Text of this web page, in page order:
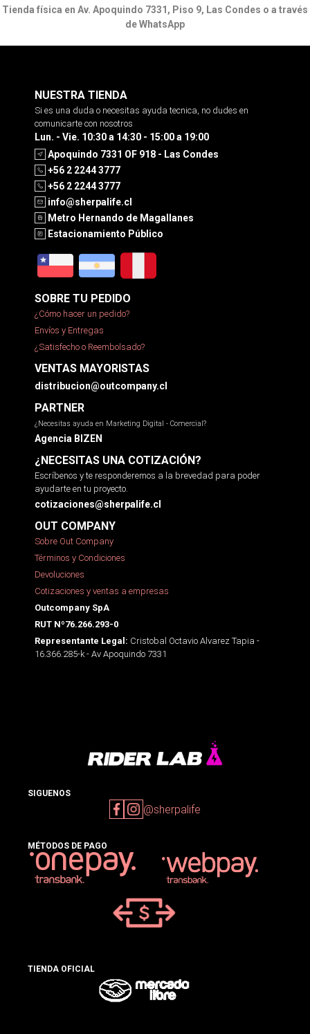
Tienda física en Av. Apoquindo 7331, Piso 9, Las Condes o a través
de WhatsApp
NUESTRA TIENDA
Si es una duda o necesitas ayuda tecnica, no dudes en
comunicarte con nosotros
Lun. - Vie. 10:30 a 14:30 - 15:00 a 19:00
Apoquindo 7331 OF 918 - Las Condes
+56 2 2244 3777
+56 2 2244 3777
info@sherpalife.cl
Metro Hernando de Magallanes
Estacionamiento Público
SOBRE TU PEDIDO
¿Cómo hacer un pedido?
Envíos y Entregas
¿Satisfecho o Reembolsado?
VENTAS MAYORISTAS
distribucion@outcompany.cl
PARTNER
¿Necesitas ayuda en Marketing Digital - Comercial?
Agencia BIZEN
¿NECESITAS UNA COTIZACIÓN?
Escríbenos y te responderemos a la brevedad para poder
ayudarte en tu proyecto.
cotizaciones@sherpalife.cl
OUT COMPANY
Sobre Out Company
Términos y Condiciones
Devoluciones
Cotizaciones y ventas a empresas
Outcompany SpA
RUT Nº76.266.293-0
Representante Legal: Cristobal Octavio Alvarez Tapia -
16.366.285-k - Av Apoquindo 7331
SIGUENOS
@sherpalife
MÉTODOS DE PAGO
TIENDA OFICIAL